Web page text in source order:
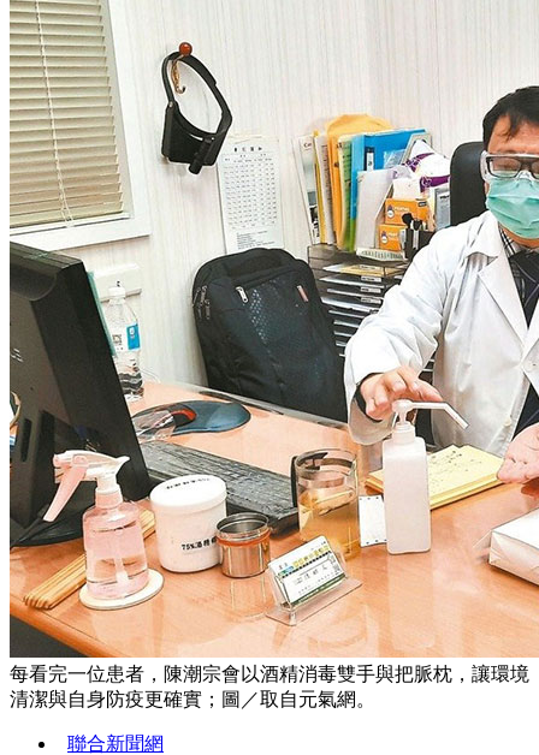
每看完一位患者，陳潮宗會以酒精消毒雙手與把脈枕，讓環境
清潔與自身防疫更確實；圖／取自元氣網。
聯合新聞網